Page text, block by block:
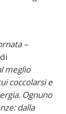
–
meglio
coccolarsi e
Ognuno
dalla